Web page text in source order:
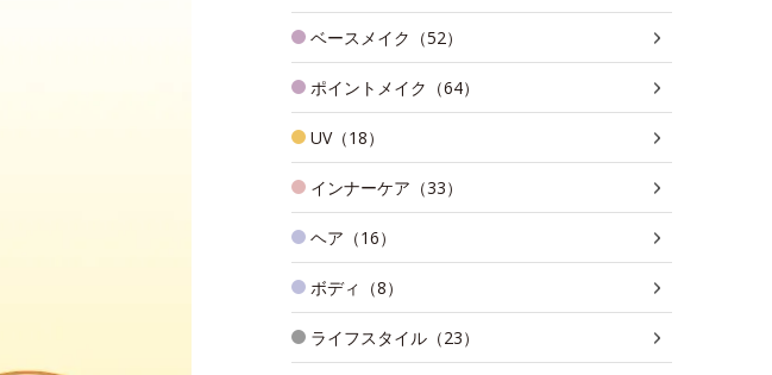
ベースメイク（52）
ポイントメイク（64）
UV（18）
インナーケア（33）
ヘア（16）
ボディ（8）
ライフスタイル（23）